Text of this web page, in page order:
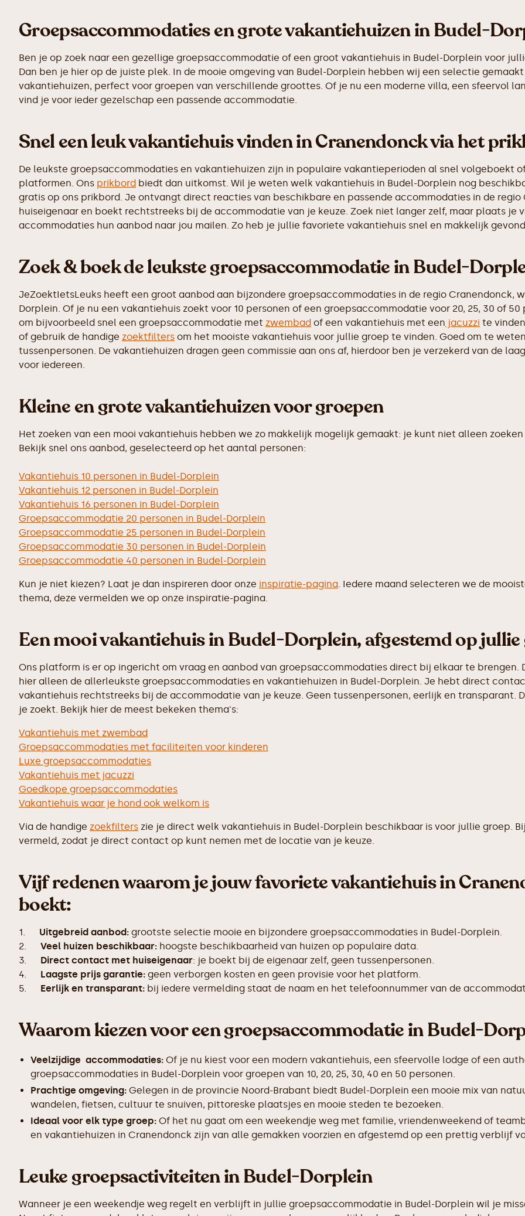
Groepsaccommodaties en grote vakantiehuizen in Budel-
Ben je op zoek naar een gezellige groepsaccommodatie of een groot vakantiehuis in Budel-Dorplein voor
Dan ben je hier op de juiste plek. In de mooie omgeving van Budel-Dorplein hebben wij een selectie
vakantiehuizen, perfect voor groepen van verschillende groottes. Of je nu een moderne villa, een sfeervol
vind je voor ieder gezelschap een passende accommodatie.
Snel een leuk vakantiehuis vinden in Cranendonck via het
De leukste groepsaccommodaties en vakantiehuizen zijn in populaire vakantieperioden al snel volgeboekt
platformen. Ons prikbord biedt dan uitkomst. Wil je weten welk vakantiehuis in Budel-Dorplein nog
gratis op ons prikbord. Je ontvangt direct reacties van beschikbare en passende accommodaties in de
huiseigenaar en boekt rechtstreeks bij de accommodatie van je keuze. Zoek niet langer zelf, maar plaats je
accommodaties hun aanbod naar jou mailen. Zo heb je jullie favoriete vakantiehuis snel en makkelijk
Zoek & boek de leukste groepsaccommodatie in Budel-
JeZoektIetsLeuks heeft een groot aanbod aan bijzondere groepsaccommodaties in de regio Cranendonck,
Dorplein. Of je nu een vakantiehuis zoekt voor 10 personen of een groepsaccommodatie voor 20, 25, 30 of
om bijvoorbeeld snel een groepsaccommodatie met zwembad of een vakantiehuis met een jacuzzi te
of gebruik de handige zoektfilters om het mooiste vakantiehuis voor jullie groep te vinden. Goed om te
tussenpersonen. De vakantiehuizen dragen geen commissie aan ons af, hierdoor ben je verzekerd van de
voor iedereen.
Kleine en grote vakantiehuizen voor groepen
Het zoeken van een mooi vakantiehuis hebben we zo makkelijk mogelijk gemaakt: je kunt niet alleen
Bekijk snel ons aanbod, geselecteerd op het aantal personen:
Vakantiehuis 10 personen in Budel-Dorplein
Vakantiehuis 12 personen in Budel-Dorplein
Vakantiehuis 16 personen in Budel-Dorplein
Groepsaccommodatie 20 personen in Budel-Dorplein
Groepsaccommodatie 25 personen in Budel-Dorplein
Groepsaccommodatie 30 personen in Budel-Dorplein
Groepsaccommodatie 40 personen in Budel-Dorplein
Kun je niet kiezen? Laat je dan inspireren door onze inspiratie-pagina. Iedere maand selecteren we de
thema, deze vermelden we op onze inspiratie-pagina.
Een mooi vakantiehuis in Budel-Dorplein, afgestemd op
Ons platform is er op ingericht om vraag en aanbod van groepsaccommodaties direct bij elkaar te
hier alleen de allerleukste groepsaccommodaties en vakantiehuizen in Budel-Dorplein. Je hebt direct
vakantiehuis rechtstreeks bij de accommodatie van je keuze. Geen tussenpersonen, eerlijk en transparant.
je zoekt. Bekijk hier de meest bekeken thema's:
Vakantiehuis met zwembad
Groepsaccommodaties met faciliteiten voor kinderen
Luxe groepsaccommodaties
Vakantiehuis met jacuzzi
Goedkope groepsaccommodaties
Vakantiehuis waar je hond ook welkom is
Via de handige zoekfilters zie je direct welk vakantiehuis in Budel-Dorplein beschikbaar is voor jullie groep.
vermeld, zodat je direct contact op kunt nemen met de locatie van je keuze.
Vijf redenen waarom je jouw favoriete vakantiehuis in
boekt:
1. Uitgebreid aanbod: grootste selectie mooie en bijzondere groepsaccommodaties in Budel-Dorplein.
2. Veel huizen beschikbaar: hoogste beschikbaarheid van huizen op populaire data.
3. Direct contact met huiseigenaar: je boekt bij de eigenaar zelf, geen tussenpersonen.
4. Laagste prijs garantie: geen verborgen kosten en geen provisie voor het platform.
5. Eerlijk en transparant: bij iedere vermelding staat de naam en het telefoonnummer van de
Waarom kiezen voor een groepsaccommodatie in Budel-
Veelzijdige accommodaties: Of je nu kiest voor een modern vakantiehuis, een sfeervolle lodge of een
groepsaccommodaties in Budel-Dorplein voor groepen van 10, 20, 25, 30, 40 en 50 personen.
Prachtige omgeving: Gelegen in de provincie Noord-Brabant biedt Budel-Dorplein een mooie mix van
wandelen, fietsen, cultuur te snuiven, pittoreske plaatsjes en mooie steden te bezoeken.
Ideaal voor elk type groep: Of het nu gaat om een weekendje weg met familie, vriendenweekend of
en vakantiehuizen in Cranendonck zijn van alle gemakken voorzien en afgestemd op een prettig verblijf
Leuke groepsactiviteiten in Budel-Dorplein
Wanneer je een weekendje weg regelt en verblijft in jullie groepsaccommodatie in Budel-Dorplein wil je